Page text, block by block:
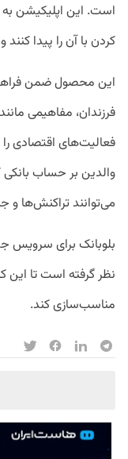
است. این اپلیکیشن به
کردن با آن را پیدا
این محصول ضمن
فرزندان، مفاهیمی
فعالیت‌های اقتصادی
والدین بر حساب
می‌توانند تراکنش‌ها و
بلوبانک برای سرویس
نظر گرفته است تا این
مناسب‌سازی کند.